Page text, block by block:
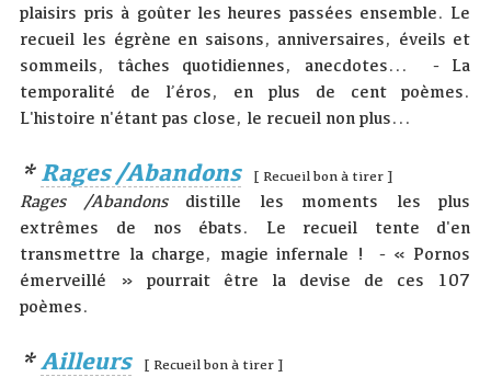
plaisirs pris à goûter les heures passées ensemble. Le
recueil les égrène en saisons, anniversaires, éveils et
sommeils, tâches quotidiennes, anecdotes... - La
temporalité de l’éros, en plus de cent poèmes.
L'histoire n'étant pas close, le recueil non plus...
*Rages /Abandons [ Recueil bon à tirer ]
Rages /Abandonsdistille les moments les plus
extrêmes de nos ébats. Le recueil tente d'en
transmettre la charge, magie infernale ! - « Pornos
émerveillé » pourrait être la devise de ces 107
poèmes.
*Ailleurs [ Recueil bon à tirer ]